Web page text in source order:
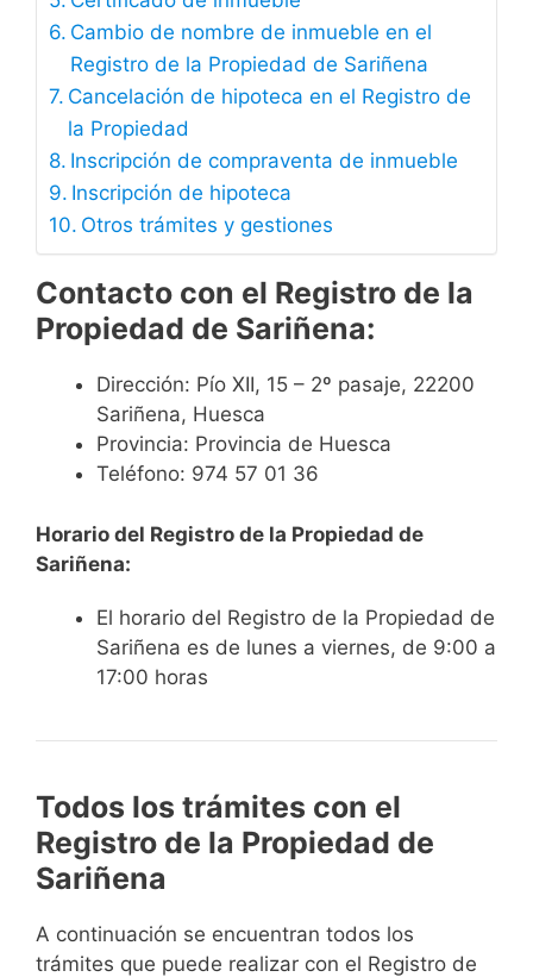
Cambio de nombre de inmueble en el
Registro de la Propiedad de Sariñena
Cancelación de hipoteca en el Registro de
la Propiedad
Inscripción de compraventa de inmueble
Inscripción de hipoteca
Otros trámites y gestiones
Contacto con el Registro de la
Propiedad de Sariñena:
Dirección: Pío XII, 15 – 2º pasaje, 22200
Sariñena, Huesca
Provincia: Provincia de Huesca
Teléfono: 974 57 01 36
Horario del Registro de la Propiedad de
Sariñena:
El horario del Registro de la Propiedad de
Sariñena es de lunes a viernes, de 9:00 a
17:00 horas
Todos los trámites con el
Registro de la Propiedad de
Sariñena
A continuación se encuentran todos los
trámites que puede realizar con el Registro de